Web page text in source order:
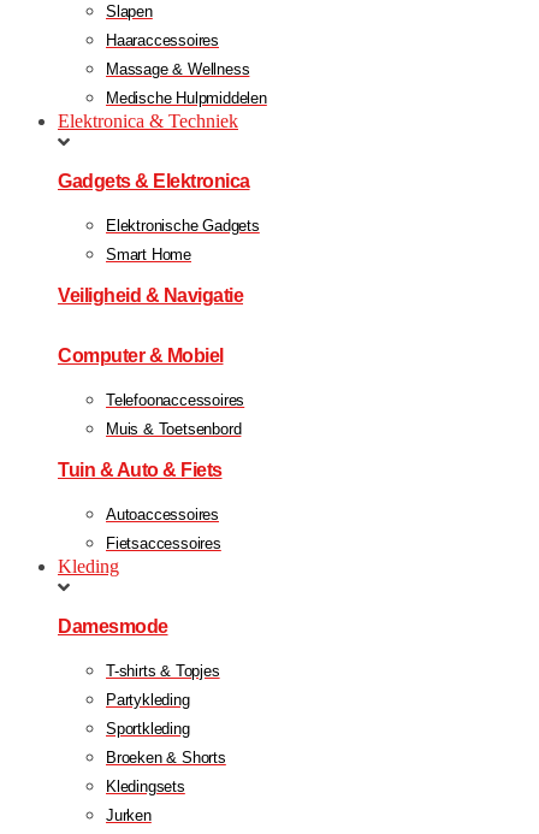
Slapen
Haaraccessoires
Massage & Wellness
Medische Hulpmiddelen
Elektronica & Techniek
Gadgets & Elektronica
Elektronische Gadgets
Smart Home
Veiligheid & Navigatie
Computer & Mobiel
Telefoonaccessoires
Muis & Toetsenbord
Tuin & Auto & Fiets
Autoaccessoires
Fietsaccessoires
Kleding
Damesmode
T-shirts & Topjes
Partykleding
Sportkleding
Broeken & Shorts
Kledingsets
Jurken